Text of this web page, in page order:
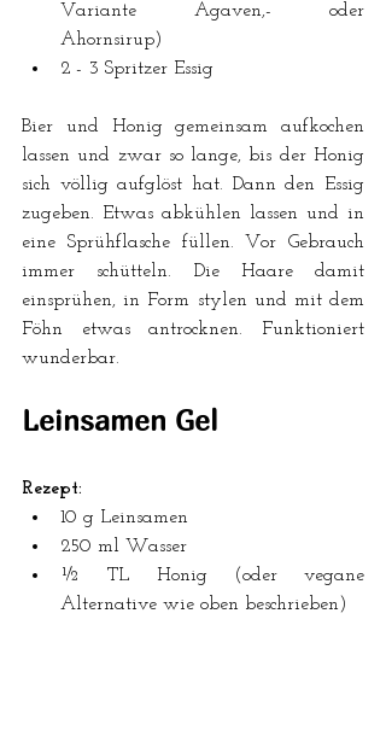
Variante Agaven,- oder
Ahornsirup)
2 - 3 Spritzer Essig
Bier und Honig gemeinsam aufkochen
lassen und zwar so lange, bis der Honig
sich völlig aufglöst hat. Dann den Essig
zugeben. Etwas abkühlen lassen und in
eine Sprühflasche füllen. Vor Gebrauch
immer schütteln. Die Haare damit
einsprühen, in Form stylen und mit dem
Föhn etwas antrocknen. Funktioniert
wunderbar.
Leinsamen Gel
Rezept:
10 g Leinsamen
250 ml Wasser
½ TL Honig (oder vegane
Alternative wie oben beschrieben)